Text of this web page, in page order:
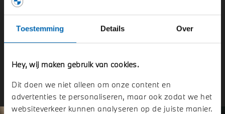
Toestemming Details Over
Hey, wij maken gebruik van cookies.
Dit doen we niet alleen om onze content en
advertenties te personaliseren, maar ook zodat we het
websiteverkeer kunnen analyseren op de juiste manier.
standaard productiemodellen van BMW. 750 Nm koppel,
naar 200 km/h in 10,6 seconden - BMW M8 Competition
Gran Coupé.